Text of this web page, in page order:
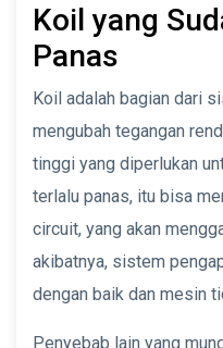
Koil yang
Panas
Koil adalah bagian dari
mengubah tegangan
tinggi yang diperlukan
terlalu panas, itu bisa
circuit, yang akan
akibatnya, sistem
dengan baik dan mesin
Penyebab lain yang